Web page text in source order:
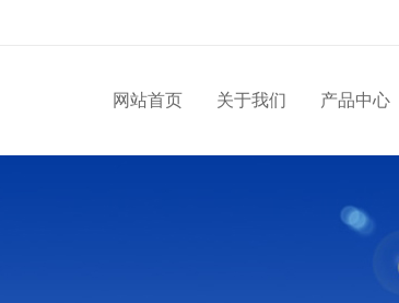
网站首页 关于我们 产品中心